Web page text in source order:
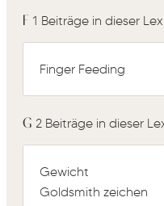
F 1 Beiträge in dieser
Finger Feeding
G 2 Beiträge in dieser
Gewicht
Goldsmith zeichen